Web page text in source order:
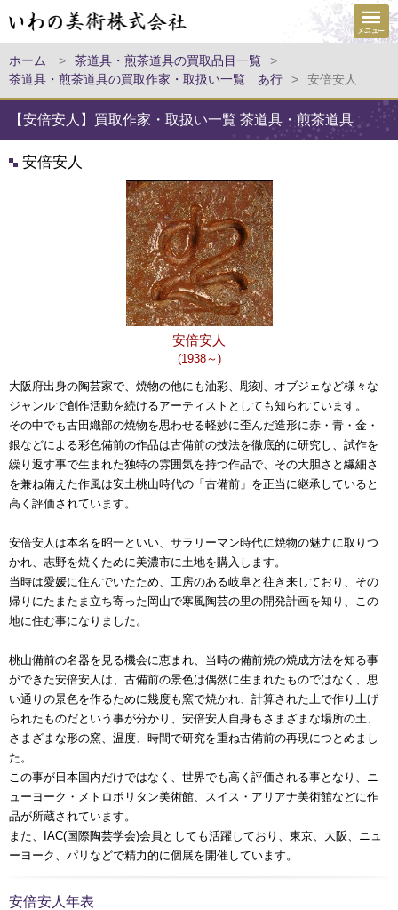
ホーム > 茶道具・煎茶道具の買取品目一覧
>
茶道具・煎茶道具の買取作家・取扱い一覧 あ行
> 安倍安人
【安倍安人】買取作家・取扱い一覧 茶道具・煎茶道具
安倍安人
安倍安人
(1938～)
大阪府出身の陶芸家で、焼物の他にも油彩、彫刻、オブジェなど様々な
ジャンルで創作活動を続けるアーティストとしても知られています。
その中でも古田織部の焼物を思わせる軽妙に歪んだ造形に赤・青・金・
銀などによる彩色備前の作品は古備前の技法を徹底的に研究し、試作を
繰り返す事で生まれた独特の雰囲気を持つ作品で、その大胆さと繊細さ
を兼ね備えた作風は安土桃山時代の「古備前」を正当に継承していると
高く評価されています。
安倍安人は本名を昭一といい、サラリーマン時代に焼物の魅力に取りつ
かれ、志野を焼くために美濃市に土地を購入します。
当時は愛媛に住んでいたため、工房のある岐阜と往き来しており、その
帰りにたまたま立ち寄った岡山で寒風陶芸の里の開発計画を知り、この
地に住む事になりました。
桃山備前の名器を見る機会に恵まれ、当時の備前焼の焼成方法を知る事
ができた安倍安人は、古備前の景色は偶然に生まれたものではなく、思
い通りの景色を作るために幾度も窯で焼かれ、計算された上で作り上げ
られたものだという事が分かり、安倍安人自身もさまざまな場所の土、
さまざまな形の窯、温度、時間で研究を重ね古備前の再現につとめまし
た。
この事が日本国内だけではなく、世界でも高く評価される事となり、ニ
ューヨーク・メトロポリタン美術館、スイス・アリアナ美術館などに作
品が所蔵されています。
また、IAC(国際陶芸学会)会員としても活躍しており、東京、大阪、ニュ
ーヨーク、パリなどで精力的に個展を開催しています。
安倍安人年表